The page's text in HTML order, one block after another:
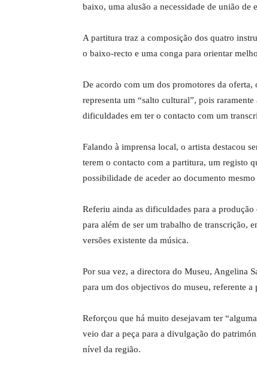
baixo, uma alusão a necessidade de união de
A partitura traz a composição dos quatro
o baixo-recto e uma conga para orientar
De acordo com um dos promotores da
representa um “salto cultural”, pois
dificuldades em ter o contacto com um
Falando à imprensa local, o artista destacou
terem o contacto com a partitura, um registo
possibilidade de aceder ao documento
Referiu ainda as dificuldades para a
para além de ser um trabalho de transcrição,
versões existente da música.
Por sua vez, a directora do Museu, Angelina
para um dos objectivos do museu, referente
Reforçou que há muito desejavam ter
veio dar a peça para a divulgação do
nível da região.